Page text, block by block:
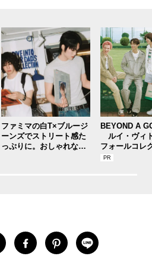
ファミマの白T×ブルージ
ーンズでストリート感た
っぷりに。おしゃれな人
BEYOND A
ルイ・ヴィ
フォールコレ
描くプレッピ